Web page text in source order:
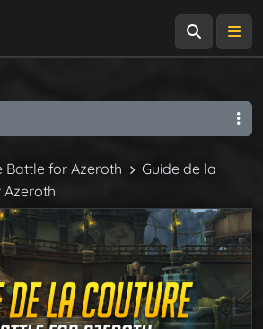
Battle for Azeroth
Guide de la